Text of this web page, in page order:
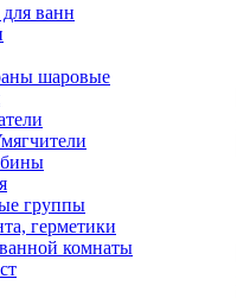
ванн
шаровые
группы
герметики
комнаты